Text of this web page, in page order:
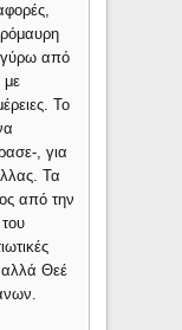
γύρω από
με
Το
, για
Τα
από την
αλλά Θεέ